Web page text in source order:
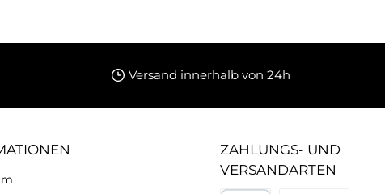
Versand innerhalb von 24h
ZAHLUNGS- UND
VERSANDARTEN